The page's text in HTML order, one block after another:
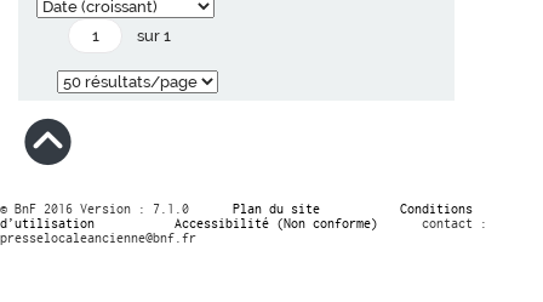
sur 1
© BnF 2016 Version : 7.1.0 Plan du site
Conditions
d’utilisation
Accessibilité (Non conforme)
contact :
presselocaleancienne@bnf.fr